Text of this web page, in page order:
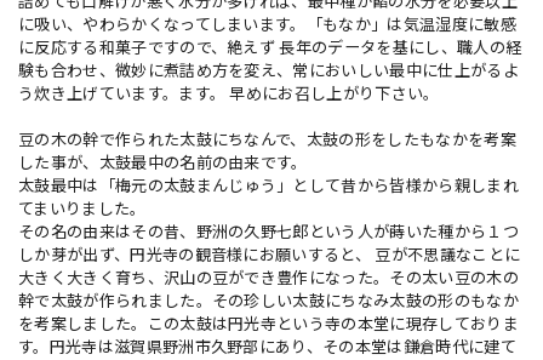
に吸い、やわらかくなってしまいます。「もなか」は気温湿度に敏感
に反応する和菓子ですので、絶えず 長年のデータを基にし、職人の経
験も合わせ、微妙に煮詰め方を変え、常においしい最中に仕上がるよ
う炊き上げています。ます。 早めにお召し上がり下さい。
豆の木の幹で作られた太鼓にちなんで、太鼓の形をしたもなかを考案
した事が、太鼓最中の名前の由来です。
太鼓最中は「梅元の太鼓まんじゅう」として昔から皆様から親しまれ
てまいりました。
その名の由来はその昔、野洲の久野七郎という人が蒔いた種から１つ
しか芽が出ず、円光寺の観音様にお願いすると、 豆が不思議なことに
大きく大きく育ち、沢山の豆ができ豊作になった。その太い豆の木の
幹で太鼓が作られました。その珍しい太鼓にちなみ太鼓の形のもなか
を考案しました。この太鼓は円光寺という寺の本堂に現存しておりま
す。円光寺は滋賀県野洲市久野部にあり、その本堂は鎌倉時代に建て